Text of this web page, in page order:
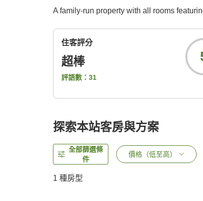
A family-run property with all rooms
住客評分
超棒
評語數： 31
探索本站客房與方案
全部篩選條
件
價格（低至高）
1 種房型